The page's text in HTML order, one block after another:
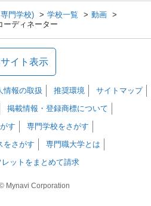
門学校) 学校一覧
動画
ーディネーター
イト表示
情報の取扱 推奨環境
サイトマップ
掲載情報・登録商標について
す
専門学校をさがす
をさがす
専門職大学とは
ットをまとめて請求
Mynavi Corporation